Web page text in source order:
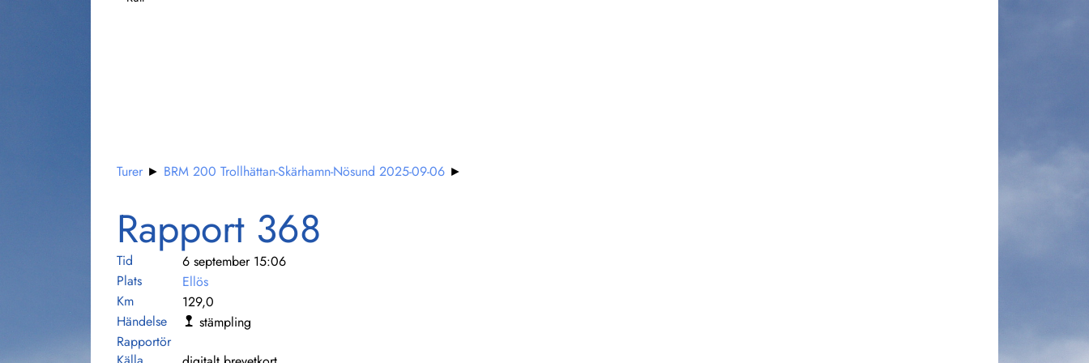
Turer ► BRM 200 Trollhättan-Skärhamn-Nösund 2025-09-06 ►
Rapport 368
Tid
6 september 15:06
Plats
Ellös
Km
129,0
Händelse
stämpling
Rapportör